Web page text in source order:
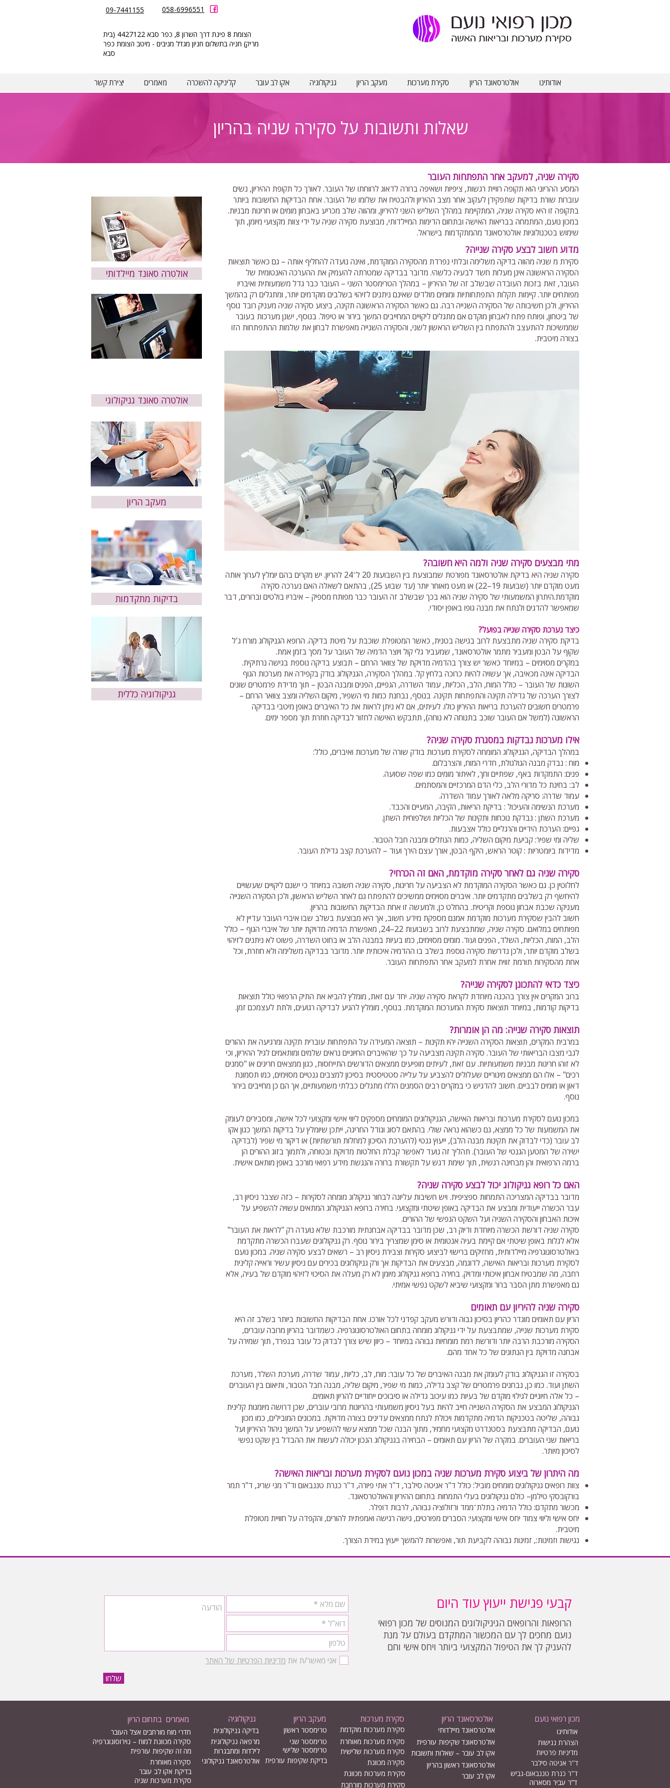
09-7441155 058-6996551
הצומת 8 פינת דרך השרון 8, כפר סבא 4427122 (בית
מריק) חניה בתשלום חניון מגדל מניבים - מיטב הצומת כפר
סבא
אודותינו אולטרסאונד הריון סקירת מערכות מעקב הריון גניקולוגיה אקו לב עובר קליניקה להשכרה מאמרים יצירת קשר
שאלות ותשובות על סקירה שניה בהריון
אולטרה סאונד מיילדותי
אולטרה סאונד גניקולוגי
מעקב הריון
בדיקות מתקדמות
גניקולוגיה כללית
סקירה שניה, למעקב אחר התפתחות העובר
המסע ההריוני הוא תקופה רוויית רגשות, ציפיות ושאיפה ברורה לדאוג לרווחתו של העובר. לאורך כל תקופת ההיריון, נשים
עוברות שורת בדיקות שתפקידן לעקוב אחר מצב ההיריון ולהבטיח את שלומו של העובר. אחת הבדיקות החשובות ביותר
בתקופה זו היא סקירה שניה, המתקיימת במהלך השליש השני להיריון, ומהווה שלב מכריע באבחון מומים או חריגות מבניות.
במכון נועם, המתמחה בבריאות האישה ובתחום הדימות המיילדותי, מבוצעת סקירה שניה על ידי צוות מקצועי מיומן, תוך
שימוש בטכנולוגיות אולטרסאונד מהמתקדמות בישראל.
מדוע חשוב לבצע סקירה שנייה?
סקירת מ שניה מהווה בדיקה משלימה ובלתי נפרדת מהסקירה המוקדמת, ואינה נועדה להחליף אותה – גם כאשר תוצאות
הסקירה הראשונה אינן מעלות חשד לבעיה כלשהי. מדובר בבדיקה שמטרתה להעמיק את ההערכה האנטומית של
העובר, זאת בזכות העובדה שבשלב זה של ההיריון – במהלך הטרימסטר השני – העובר כבר גדל משמעותית ואיבריו
מפותחים יותר. קיימות תקלות התפתחותיות ומומים מולדים שאינם ניתנים לזיהוי בשלבים מוקדמים יותר, ומתגלים רק בהמשך
ההיריון, ולכן חשיבותה של הסקירה השנייה רבה. גם כאשר הסקירה הראשונה תקינה, ביצוע סקירה שניה מעניק רובד נוסף
של ביטחון, ופותח פתח לאבחון מוקדם אם מתגלים ליקויים המחייבים המשך בירור או טיפול. בנוסף, ישנן מערכות בעובר
שממשיכות להתעצב ולהתפתח בין השליש הראשון לשני, והסקירה השנייה מאפשרת לבחון את שלמות ההתפתחות הזו
בצורה מיטבית.
מתי מבצעים סקירה שניה ולמה היא חשובה?
סקירה שניה היא בדיקת אולטרסאונד מפורטת שמבוצעת בין השבועות 20 ל־24 להריון. יש מקרים בהם יומלץ לערוך אותה
מעט מוקדם יותר (שבועות 19–22) או מעט מאוחר יותר (עד שבוע 25), בהתאם לשאלה האם נערכה סקירה
מוקדמת.היתרון המשמעותי של סקירה שניה הוא בכך שבשלב זה העובר כבר מפותח מספיק – איבריו בולטים וברורים, דבר
שמאפשר להדגים ולנתח את מבנה גופו באופן יסודי.
כיצד נערכת סקירה שנייה בפועל?
בדיקת סקירה שניה מתבצעת לרוב בגישה בטנית, כאשר המטופלת שוכבת על מיטת בדיקה. הרופא הגניקולוג מורח ג'ל
שקוף על הבטן ומעביר מתמר אולטרסאונד, שמעביר גלי קול ויוצר הדמיה של העובר על מסך בזמן אמת.
במקרים מסוימים – במיוחד כאשר יש צורך בהדמיה מדויקת של צוואר הרחם – תבוצע בדיקה נוספת בגישה נרתיקית.
הבדיקה אינה מכאיבה, אך עשויה להיות כרוכה בלחץ קל. במהלך הסקירה, הגניקולוג בודק בקפידה את מערכות הגוף
השונות של העובר – כולל המוח, הלב, הכליות, עמוד השדרה, הגפיים, הפנים ומבנה הבטן – תוך מדידת פרמטרים שונים
לצורך הערכה של גדילה תקינה והתפתחות תקינה. בנוסף, נבחנת כמות מי השפיר, מיקום השליה ומצב צוואר הרחם –
פרמטרים חשובים להערכת בריאות ההיריון כולו. לעיתים, אם לא ניתן לראות את כל האיברים באופן מיטבי בבדיקה
הראשונה (למשל אם העובר שוכב בתנוחה לא נוחה), תתבקש האישה לחזור לבדיקה חוזרת תוך מספר ימים.
אילו מערכות נבדקות במסגרת סקירה שניה?
במהלך הבדיקה, הגניקולוג המומחה לסקירת מערכות בודק שורה של מערכות ואיברים, כולל:
מוח : נבדק מבנה הגולגולת, חדרי המוח, והצרבלום.
פנים: התמקדות באף, שפתיים וחך, לאיתור מומים כמו שפה שסועה.
לב: בחינת כל מדורי הלב, כלי הדם המרכזיים והמסתמים.
עמוד שדרה: סריקה מלאה לאורך עמוד השדרה.
מערכת הנשימה והעיכול : בדיקת הריאות, הקיבה, המעיים והכבד.
מערכת השתן : נבדקת נוכחות ותקינות של הכליות ושלפוחית השתן.
גפיים: הערכת הידיים והרגליים כולל אצבעות.
שליה ומי שפיר: קביעת מיקום השליה, כמות הנוזלים ומבנה חבל הטבור.
מדידות ביומטריות : קוטר הראש, היקף הבטן, אורך עצם הירך ועוד – להערכת קצב גדילת העובר.
סקירה שניה גם לאחר סקירה מוקדמת, האם זה הכרחי?
לחלוטין כן. גם כאשר הסקירה המוקדמת לא הצביעה על חריגות, סקירה שניה חשובה במיוחד כי ישנם ליקויים שעשויים
להיחשף רק בשלבים מתקדמים יותר. איברים מסוימים ממשיכים להתפתח גם לאחר השליש הראשון, ולכן הסקירה השנייה
מעניקה שכבת אבחון נוספת וקריטית. בהחלט כן, ולמעשה זו אחת הבדיקות החשובות בהריון.
חשוב להבין שסקירת מערכות מוקדמת אמנם מספקת מידע חשוב, אך היא מבוצעת בשלב שבו איברי העובר עדיין לא
מפותחים במלואם. סקירה שניה, שמתבצעת לרוב בשבועות 22–24, מאפשרת הדמיה מדויקת יותר של איברי הגוף – כולל
הלב, המוח, הכליות, השלד, הפנים ועוד. מומים מסוימים, כמו בעיות במבנה הלב או בחוט השדרה, פשוט לא ניתנים לזיהוי
בשלב מוקדם יותר, ולכן נדרשת סקירה נוספת בשלב בו ההדמיה איכותית יותר. מדובר בבדיקה משלימה ולא חוזרת, וכל
אחת מהסקירות תורמת זווית אחרת למעקב אחר התפתחות העובר.
כיצד כדאי להתכונן לסקירה שנייה?
ברוב המקרים אין צורך בהכנה מיוחדת לקראת סקירה שניה. יחד עם זאת, מומלץ להביא את התיק הרפואי כולל תוצאות
בדיקות קודמות, במיוחד תוצאות סקירת המערכות המוקדמת. בנוסף, מומלץ להגיע לבדיקה רגועים, ולתת לעצמכם זמן.
תוצאות סקירה שנייה: מה הן אומרות?
במרבית המקרים, תוצאות הסקירה השנייה יהיו תקינות – תוצאה המעידה על התפתחות עוברית תקינה ומרגיעה את ההורים
לגבי מצבו הבריאותי של העובר. סקירה תקינה מצביעה על כך שהאיברים החיוניים נראים שלמים ומותאמים לגיל ההיריון, וכי
לא זוהו חריגות מבניות משמעותיות. עם זאת, לעיתים מופיעים ממצאים הדורשים התייחסות, כגון ממצאים חריגים או "סמנים
רכים" – אלו הם ממצאים מינוריים שעלולים להצביע על עלייה סטטיסטית בסיכון למצבים גנטיים מסוימים, כמו תסמונת
דאון או מומים לבביים. חשוב להדגיש כי במקרים רבים הסמנים הללו מתגלים כבלתי משמעותיים, אך הם כן מחייבים בירור
נוסף.
במכון נועם לסקירת מערכות ובריאות האישה, הגניקולוגים המומחים מספקים ליווי אישי ומקצועי לכל אישה, ומסבירים לעומק
את המשמעות של כל ממצא, גם כשהוא נראה שולי. בהתאם לסוג וגודל החריגה, ייתכן שיומלץ על בדיקות המשך כגון אקו
לב עובר (כדי לבדוק את תקינות מבנה הלב), ייעוץ גנטי (להערכת הסיכון למחלות תורשתיות) או דיקור מי שפיר (לבדיקה
ישירה של המטען הגנטי של העובר). תהליך זה נועד לאפשר קבלת החלטות מדויקת ובטוחה, ולתמוך בזוג ההורים הן
ברמה הרפואית והן מבחינה רגשית, תוך שימת דגש על תקשורת ברורה והנגשת מידע רפואי מורכב באופן מותאם אישית.
האם כל רופא גניקולוג יכול לבצע סקירה שניה?
מדובר בבדיקה המצריכה התמחות ספציפית. ויש חשיבות עליונה לבחור גניקולוג מומחה לסקירות – כזה שצבר ניסיון רב,
עבר הכשרה ייעודית ומבצע את הבדיקה באופן שיטתי ומקצועי. בחירה ברופא הגניקולוג המתאים עשויה להשפיע על
איכות האבחון והסקירה השניה ועל השקט הנפשי של ההורים.
סקירה שניה דורשת הכשרה מיוחדת ודיוק רב, שכן מדובר בבדיקה אבחנתית מורכבת שלא נועדה רק "לראות את העובר"
אלא לגלות באופן שיטתי אם קיימת בעיה אנטומית או סימן שמצריך בירור נוסף. רק גניקולוגים שעברו הכשרה מתקדמת
באולטרסונוגרפיה מיילדותית, מחזיקים ברישוי לביצוע סקירות וצבירת ניסיון רב – רשאים לבצע סקירה שניה. במכון נועם
לסקירת מערכות ובריאות האישה, לדוגמה, מבצעים את הבדיקות אך ורק גניקולוגים בכירים עם ניסיון עשיר וראייה קלינית
רחבה, מה שמבטיח אבחון איכותי ומדויק. בחירה ברופא גניקולוג מיומן לא רק מעלה את הסיכוי לזיהוי מוקדם של בעיה, אלא
גם מאפשרת מתן הסבר ברור ומקצועי שיביא לשקט נפשי אמיתי.
סקירה שניה להיריון עם תאומים
הריון עם תאומים מוגדר כהריון בסיכון גבוה ודורש מעקב קפדני לכל אורכו. אחת הבדיקות החשובות ביותר בשלב זה היא
סקירת מערכות שנייה, שמתבצעת על ידי גניקולוג מומחה בתחום האולטרסונוגרפיה. כשמדובר בהריון מרובה עוברים,
הסקירה מורכבת הרבה יותר ודורשת רמת מומחיות גבוהה במיוחד – כיוון שיש צורך לבדוק כל עובר בנפרד, תוך שמירה על
אבחנה מדויקת בין הנתונים של כל אחד מהם.
בסקירה זו הגניקולוג בודק לעומק את מבנה האיברים של כל עובר: מוח, לב, כליות, עמוד שדרה, מערכת השלד, מערכת
השתן ועוד. כמו כן, נבחנים פרמטרים של קצב גדילה, כמות מי שפיר, מיקום שליה, מבנה חבל הטבור, ותיאום בין העוברים
– כל אלה חיוניים לגילוי מוקדם של בעיות כמו עיכוב גדילה או סיבוכים ייחודיים להריון תאומים.
הגניקולוג המבצע את הסקירה השנייה חייב להיות בעל ניסיון משמעותי בהריונות מרובי עוברים, שכן דרושה מיומנות קלינית
גבוהה, שליטה בטכניקות הדמיה מתקדמות ויכולת לנתח ממצאים עדינים בצורה מדויקת. במכונים המובילים, כמו מכון
נועם, הבדיקה מתבצעת בסטנדרט מקצועי מחמיר, מתוך הבנה שכל ממצא עשוי להשפיע על המשך ניהול ההיריון ועל
בריאות שני העוברים. במקרה של הריון עם תאומים – הבחירה בגניקולוג הנכון יכולה לעשות את ההבדל בין שקט נפשי
לסיכון מיותר.
מה היתרון של ביצוע סקירת מערכות שניה במכון נועם לסקירת מערכות ובריאות האישה?
צוות רופאים גניקולוגים מומחים מוביל: כולל ד"ר אניטה סילבר, ד"ר אתי פיורה, ד"ר כנרת טננבאום וד"ר מני שריג, ד"ר תמר
בורקובסקי טילמן– כולם גניקולוגים בעלי התמחות בתחום ההיריון והאולטרסאונד.
מכשור מתקדם: כולל הדמיה בתלת־ממד ורזולוציה גבוהה, לרבות דופלר.
יחס אישי וליווי צמוד יחס אישי ומקצועי: הסברים מפורטים, גישה רגישה ואמפתית להורים, והקפדה על חוויית מטופלת
מיטבית.
נגישות וזמינות:, זמינות גבוהה לקביעת תור, ואפשרות להמשך ייעוץ במידת הצורך.
אני מאשר/ת את מדיניות הפרטיות של האתר
שלחו
קבעי פגישת ייעוץ עוד היום
הרופאות והרופאים הגיניקולוגים המנוסים של מכון רפואי
נועם מחכים לך עם המכשור המתקדם בעולם על מנת
להעניק לך את הטיפול המקצועי ביותר ויחס אישי וחם
מאמרים בתחום הריון
חדרי מוח מורחבים אצל העובר
סקירה מכוונת למוח – נוירוסונוגרפיה
מה זה שקיפות עורפית
סקירה מאוחרת
בדיקת אקו לב עובר
סקירת מערכות שניה
גניקולוגיה
בדיקה גניקולוגית
מרפאה גניקולוגית
לילדות ומתבגרות
אולטרסאונד גניקולוגי
מעקב הריון
טרימסטר ראשון
טרימסטר שני
טרימסטר שלישי
בדיקת שקיפות עורפית
סקירת מערכות
סקירת מערכות מוקדמת
סקירת מערכות מאוחרת
סקירת מערכות שלישית
סקירה מכוונת
סקירת מערכות מכוונת
סקירת מערכות מורחבת
אולטרסאונד הריון מכון רפואי נועם
אולטרסאונד מיילדותי
אודותינו
אולטרסאונד שקיפות עורפית
הצהרת נגישות
אקו לב עובר – שאלות ותשובות
מדיניות פרטיות
אולטרסאונד ראשון בהריון
אקו לב עובר
ד"ר אניטה סילבר
ד"ר כנרת טננבאום-גביש
ד”ר עביר מסארוה